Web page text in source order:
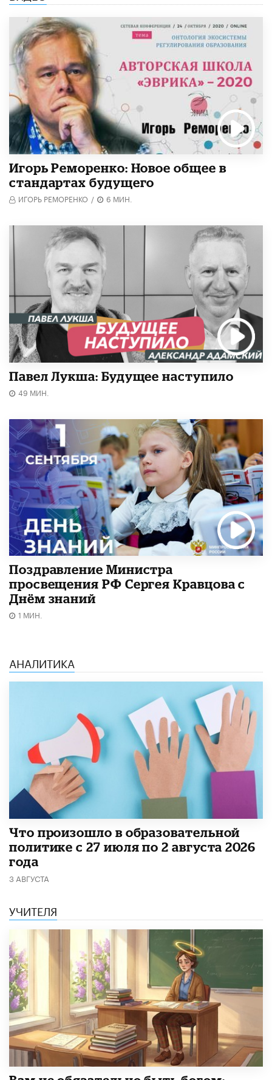
Игорь Реморенко: Новое общее в
стандартах будущего
ИГОРЬ РЕМОРЕНКО / 6 МИН.
Павел Лукша: Будущее наступило
49 МИН.
Поздравление Министра
просвещения РФ Сергея Кравцова с
Днём знаний
1 МИН.
АНАЛИТИКА
​Что произошло в образовательной
политике с 27 июля по 2 августа 2026
года
3 АВГУСТА
УЧИТЕЛЯ